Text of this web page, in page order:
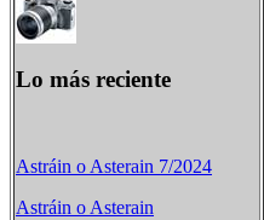
Lo más reciente
Astráin o Asterain 7/2024
Astráin o Asterain